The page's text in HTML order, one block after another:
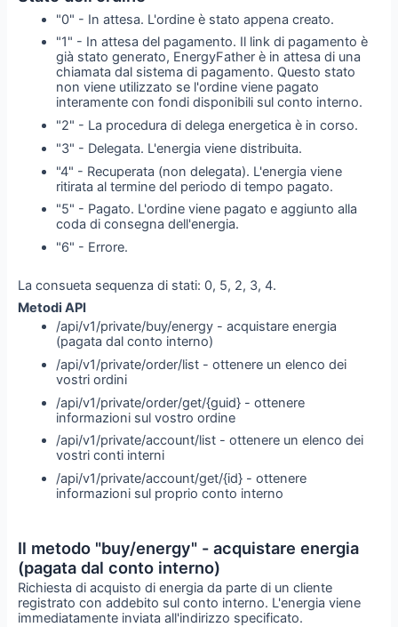
"0" - In attesa. L'ordine è stato appena creato.
"1" - In attesa del pagamento. Il link di pagamento è
già stato generato, EnergyFather è in attesa di una
chiamata dal sistema di pagamento. Questo stato
non viene utilizzato se l'ordine viene pagato
interamente con fondi disponibili sul conto interno.
"2" - La procedura di delega energetica è in corso.
"3" - Delegata. L'energia viene distribuita.
"4" - Recuperata (non delegata). L'energia viene
ritirata al termine del periodo di tempo pagato.
"5" - Pagato. L'ordine viene pagato e aggiunto alla
coda di consegna dell'energia.
"6" - Errore.
La consueta sequenza di stati: 0, 5, 2, 3, 4.
Metodi API
/api/v1/private/buy/energy - acquistare energia
(pagata dal conto interno)
/api/v1/private/order/list - ottenere un elenco dei
vostri ordini
/api/v1/private/order/get/{guid} - ottenere
informazioni sul vostro ordine
/api/v1/private/account/list - ottenere un elenco dei
vostri conti interni
/api/v1/private/account/get/{id} - ottenere
informazioni sul proprio conto interno
Il metodo "buy/energy" - acquistare energia
(pagata dal conto interno)
Richiesta di acquisto di energia da parte di un cliente
registrato con addebito sul conto interno. L'energia viene
immediatamente inviata all'indirizzo specificato.